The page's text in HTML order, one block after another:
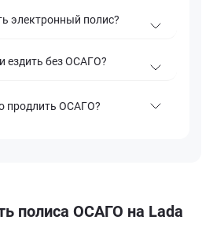
электронный полис?
ездить без ОСАГО?
продлить ОСАГО?
полиса ОСАГО на Lada